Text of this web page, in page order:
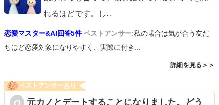
れるほどです。し...
恋愛マスター&AI回答5件 ベストアンサー:私の場合は気が合う友だ
ちほど恋愛対象になりやすく、実際に付き...
詳細を見る＞＞
ベストアンサーあり
元カノとデートすることになりました。どう